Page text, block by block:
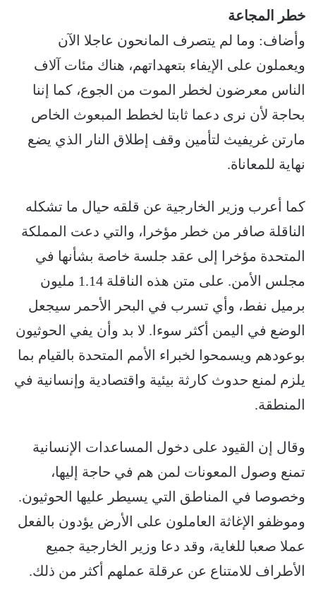
خطر المجاعة
وأضاف: وما لم يتصرف المانحون عاجلا الآن
ويعملون على الإيفاء بتعهداتهم، هناك مئات آلاف
الناس معرضون لخطر الموت من الجوع، كما إننا
بحاجة لأن نرى دعما ثابتا لخطط المبعوث الخاص
مارتن غريفيث لتأمين وقف إطلاق النار الذي يضع
نهاية للمعاناة.
كما أعرب وزير الخارجية عن قلقه حيال ما تشكله
الناقلة صافر من خطر مؤخرا، والتي دعت المملكة
المتحدة مؤخرا إلى عقد جلسة خاصة بشأنها في
مجلس الأمن. على متن هذه الناقلة 1.14 مليون
برميل نفط، وأي تسرب في البحر الأحمر سيجعل
الوضع في اليمن أكثر سوءا. لا بد وأن يفي الحوثيون
بوعودهم ويسمحوا لخبراء الأمم المتحدة بالقيام بما
يلزم لمنع حدوث كارثة بيئية واقتصادية وإنسانية في
المنطقة.
وقال إن القيود على دخول المساعدات الإنسانية
تمنع وصول المعونات لمن هم في حاجة إليها،
وخصوصا في المناطق التي يسيطر عليها الحوثيون.
وموظفو الإغاثة العاملون على الأرض يؤدون بالفعل
عملا صعبا للغاية، وقد دعا وزير الخارجية جميع
الأطراف للامتناع عن عرقلة عملهم أكثر من ذلك.